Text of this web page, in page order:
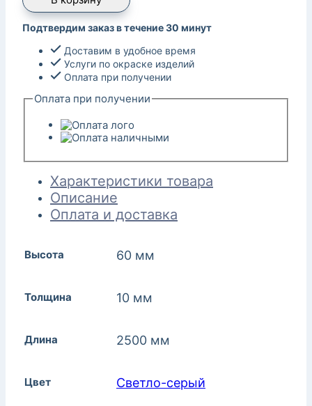
Подтвердим заказ в течение 30 минут
Доставим в удобное время
Услуги по окраске изделий
Оплата при получении
Оплата при получении
Характеристики товара
Описание
Оплата и доставка
Высота 60 мм
Толщина 10 мм
Длина 2500 мм
Цвет Светло-серый